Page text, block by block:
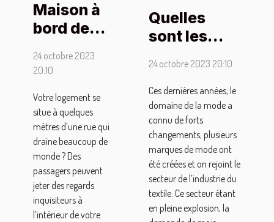
Maison à
bord de
rue :
comment
protéger
des
regards
extérieurs
?
24 octobre 2023
20:10
Votre logement se
situe à quelques
mètres d’une rue qui
draine beaucoup de
monde ? Des
passagers peuvent
jeter des regards
inquisiteurs à
l’intérieur de votre
Quelles
sont les
à tenir pour
trouver un
emploi dans
le textile ?
24 octobre 2023 20:10
Ces dernières années, le
domaine de la mode a
connu de forts
changements, plusieurs
marques de mode ont
été créées et on rejoint le
secteur de l’industrie du
textile. Ce secteur étant
en pleine explosion, la